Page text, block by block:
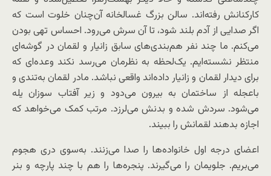
کارکنانش رفته‌اند. سالن بزرگ غسالخانه آن‌چنان خلوت است که
اگر صدایی از آدم بلند شود، تا آن سرش می‌رود. احساس تهی بودن
می‌کنم. ما چند نفر هم‌بندی‌های سابق زانیار و لقمان در گوشه‌ای
منتظر نشسته‌ایم. یک‌لحظه به نظرمان می‌رسد نکند وعده‌ای که
برای دیدار لقمان و زانیار داده‌اند واقعی نباشد. مادر لقمان به‌تندی و
باعجله از ساختمان به بیرون می‌دود و زیر آفتاب سوزان یله
می‌شود. سردش شده و بدنش می‌لرزد. مرتب کمک می‌خواهد که
اجازه بدهند لقمانش را ببیند.
اعضای درجه اول خانواده‌ها را صدا می‌زنند. به‌سوی دری هجوم
می‌بریم. جلویمان را می‌گیرند. پنجره‌ها را هم با چند پارچه و بنر